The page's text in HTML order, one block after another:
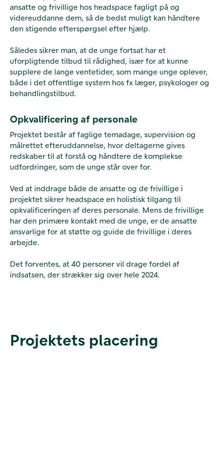
ansatte og frivillige hos headspace fagligt på og
videreuddanne dem, så de bedst muligt kan håndtere
den stigende efterspørgsel efter hjælp.
Således sikrer man, at de unge fortsat har et
uforpligtende tilbud til rådighed, især for at kunne
supplere de lange ventetider, som mange unge oplever,
både i det offentlige system hos fx læger, psykologer og
behandlingstilbud.
Opkvalificering af personale
Projektet består af faglige temadage, supervision og
målrettet efteruddannelse, hvor deltagerne gives
redskaber til at forstå og håndtere de komplekse
udfordringer, som de unge står over for.
Ved at inddrage både de ansatte og de frivillige i
projektet sikrer headspace en holistisk tilgang til
opkvalificeringen af deres personale. Mens de frivillige
har den primære kontakt med de unge, er de ansatte
ansvarlige for at støtte og guide de frivillige i deres
arbejde.
Det forventes, at 40 personer vil drage fordel af
indsatsen, der strækker sig over hele 2024.
Projektets placering